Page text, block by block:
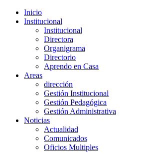
Inicio
Institucional
Institucional
Directora
Organigrama
Directorio
Aprendo en Casa
Areas
dirección
Gestión Institucional
Gestión Pedagógica
Gestión Administrativa
Noticias
Actualidad
Comunicados
Oficios Multiples